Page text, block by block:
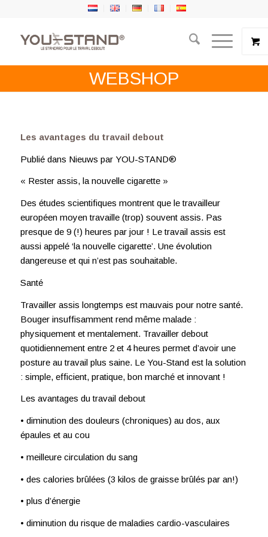
WEBSHOP
Les avantages du travail debout
Publié dans Nieuws par YOU-STAND®
« Rester assis, la nouvelle cigarette »
Des études scientifiques montrent que le travailleur
européen moyen travaille (trop) souvent assis. Pas
presque de 9 (!) heures par jour ! Le travail assis est
aussi appelé ‘la nouvelle cigarette’. Une évolution
dangereuse et qui n’est pas souhaitable.
Santé
Travailler assis longtemps est mauvais pour notre santé.
Bouger insuffisamment rend même malade :
physiquement et mentalement. Travailler debout
quotidiennement entre 2 et 4 heures permet d’avoir une
posture au travail plus saine. Le You-Stand est la solution
: simple, efficient, pratique, bon marché et innovant !
Les avantages du travail debout
• diminution des douleurs (chroniques) au dos, aux
épaules et au cou
• meilleure circulation du sang
• des calories brûlées (3 kilos de graisse brûlés par an!)
• plus d’énergie
• diminution du risque de maladies cardio-vasculaires